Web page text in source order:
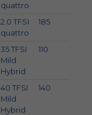
quattro
2.0 TFSI
quattro
185
35 TFSI
Mild
Hybrid
110
40 TFSI
Mild
Hybrid
140